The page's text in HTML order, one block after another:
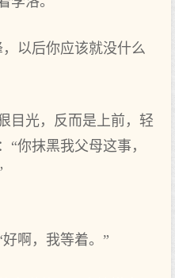
以后你应该就没什么
目光，反而是上前，轻
“你抹黑我父母这事，
啊，我等着。”